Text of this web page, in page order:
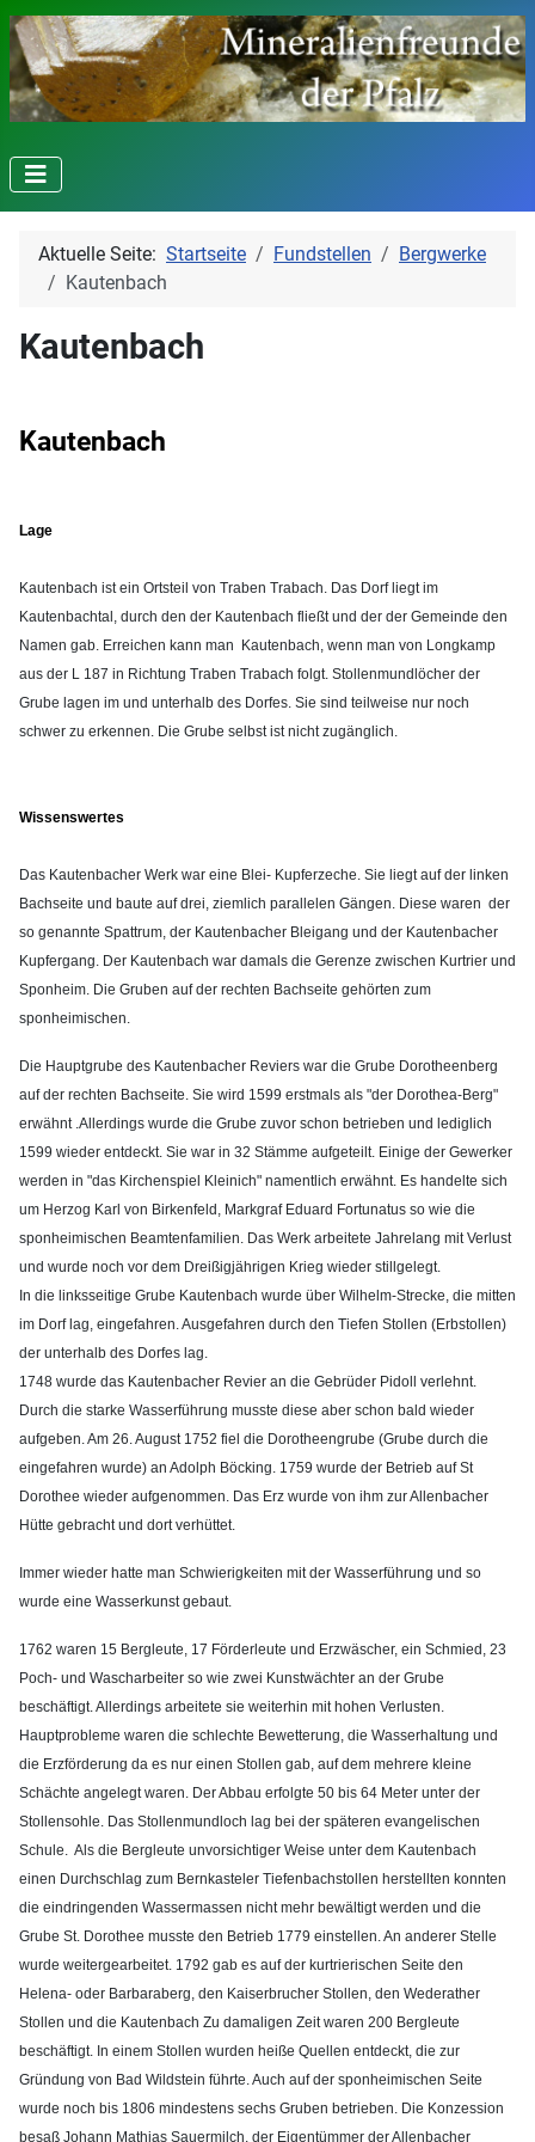
Aktuelle Seite: Startseite Fundstellen
Bergwerke
Kautenbach
Kautenbach
Kautenbach
Lage
Kautenbach ist ein Ortsteil von Traben Trabach. Das Dorf liegt im
Kautenbachtal, durch den der Kautenbach fließt und der der Gemeinde den
Namen gab. Erreichen kann man Kautenbach, wenn man von Longkamp
aus der L 187 in Richtung Traben Trabach folgt. Stollenmundlöcher der
Grube lagen im und unterhalb des Dorfes. Sie sind teilweise nur noch
schwer zu erkennen. Die Grube selbst ist nicht zugänglich.
Wissenswertes
Das Kautenbacher Werk war eine Blei- Kupferzeche. Sie liegt auf der linken
Bachseite und baute auf drei, ziemlich parallelen Gängen. Diese waren der
so genannte Spattrum, der Kautenbacher Bleigang und der Kautenbacher
Kupfergang. Der Kautenbach war damals die Gerenze zwischen Kurtrier und
Sponheim. Die Gruben auf der rechten Bachseite gehörten zum
sponheimischen.
Die Hauptgrube des Kautenbacher Reviers war die Grube Dorotheenberg
auf der rechten Bachseite. Sie wird 1599 erstmals als "der Dorothea-Berg"
erwähnt .Allerdings wurde die Grube zuvor schon betrieben und lediglich
1599 wieder entdeckt. Sie war in 32 Stämme aufgeteilt. Einige der Gewerker
werden in "das Kirchenspiel Kleinich" namentlich erwähnt. Es handelte sich
um Herzog Karl von Birkenfeld, Markgraf Eduard Fortunatus so wie die
sponheimischen Beamtenfamilien. Das Werk arbeitete Jahrelang mit Verlust
und wurde noch vor dem Dreißigjährigen Krieg wieder stillgelegt.
In die linksseitige Grube Kautenbach wurde über Wilhelm-Strecke, die mitten
im Dorf lag, eingefahren. Ausgefahren durch den Tiefen Stollen (Erbstollen)
der unterhalb des Dorfes lag.
1748 wurde das Kautenbacher Revier an die Gebrüder Pidoll verlehnt.
Durch die starke Wasserführung musste diese aber schon bald wieder
aufgeben. Am 26. August 1752 fiel die Dorotheengrube (Grube durch die
eingefahren wurde) an Adolph Böcking. 1759 wurde der Betrieb auf St
Dorothee wieder aufgenommen. Das Erz wurde von ihm zur Allenbacher
Hütte gebracht und dort verhüttet.
Immer wieder hatte man Schwierigkeiten mit der Wasserführung und so
wurde eine Wasserkunst gebaut.
1762 waren 15 Bergleute, 17 Förderleute und Erzwäscher, ein Schmied, 23
Poch- und Wascharbeiter so wie zwei Kunstwächter an der Grube
beschäftigt. Allerdings arbeitete sie weiterhin mit hohen Verlusten.
Hauptprobleme waren die schlechte Bewetterung, die Wasserhaltung und
die Erzförderung da es nur einen Stollen gab, auf dem mehrere kleine
Schächte angelegt waren. Der Abbau erfolgte 50 bis 64 Meter unter der
Stollensohle. Das Stollenmundloch lag bei der späteren evangelischen
Schule. Als die Bergleute unvorsichtiger Weise unter dem Kautenbach
einen Durchschlag zum Bernkasteler Tiefenbachstollen herstellten konnten
die eindringenden Wassermassen nicht mehr bewältigt werden und die
Grube St. Dorothee musste den Betrieb 1779 einstellen. An anderer Stelle
wurde weitergearbeitet. 1792 gab es auf der kurtrierischen Seite den
Helena- oder Barbaraberg, den Kaiserbrucher Stollen, den Wederather
Stollen und die Kautenbach Zu damaligen Zeit waren 200 Bergleute
beschäftigt. In einem Stollen wurden heiße Quellen entdeckt, die zur
Gründung von Bad Wildstein führte. Auch auf der sponheimischen Seite
wurde noch bis 1806 mindestens sechs Gruben betrieben. Die Konzession
besaß Johann Mathias Sauermilch, der Eigentümmer der Allenbacher